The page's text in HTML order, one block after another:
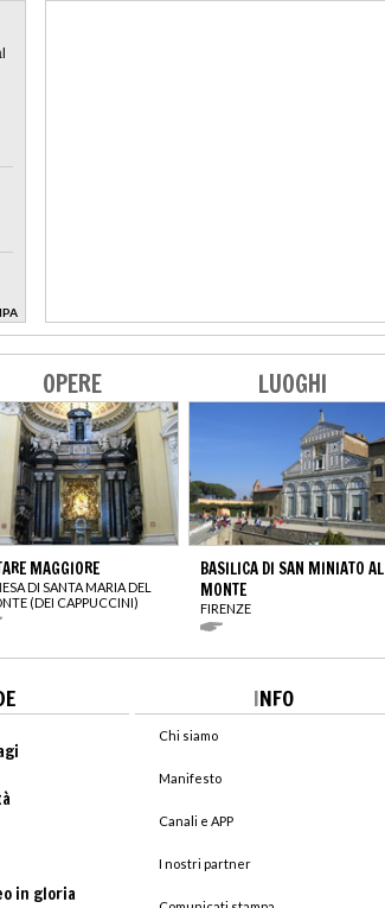
OPERE
MAGGIORE
DI SANTA MARIA DEL
(DEI CAPPUCCINI)
LUOGHI
BASILICA DI SAN MINIATO AL
MONTE
FIRENZE
in gloria
INFO
Chi siamo
Manifesto
Canali e APP
I nostri partner